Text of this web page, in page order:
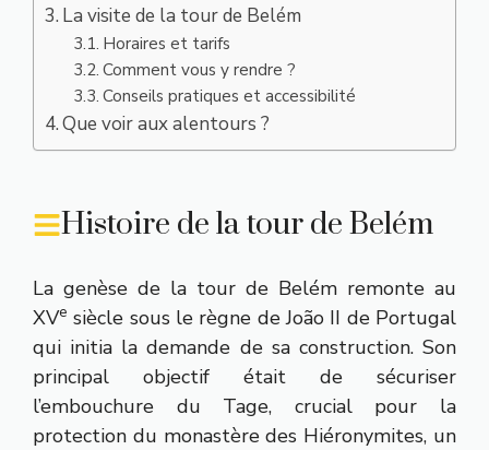
La visite de la tour de Belém
Horaires et tarifs
Comment vous y rendre ?
Conseils pratiques et accessibilité
Que voir aux alentours ?
Histoire de la tour de Belém
La genèse de la tour de Belém remonte au
XVe siècle sous le règne de João II de Portugal
qui initia la demande de sa construction. Son
principal objectif était de sécuriser
l’embouchure du Tage, crucial pour la
protection du monastère des Hiéronymites, un